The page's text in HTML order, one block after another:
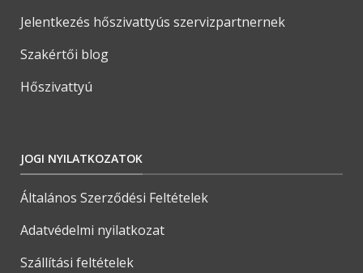
Jelentkezés hőszivattyús szervizpartnernek
Szakértői blog
Hőszivattyú
JOGI NYILATKOZATOK
Általános Szerződési Feltételek
Adatvédelmi nyilatkozat
Szállítási feltételek